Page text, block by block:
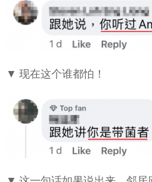
▼ 现在这个谁都怕！